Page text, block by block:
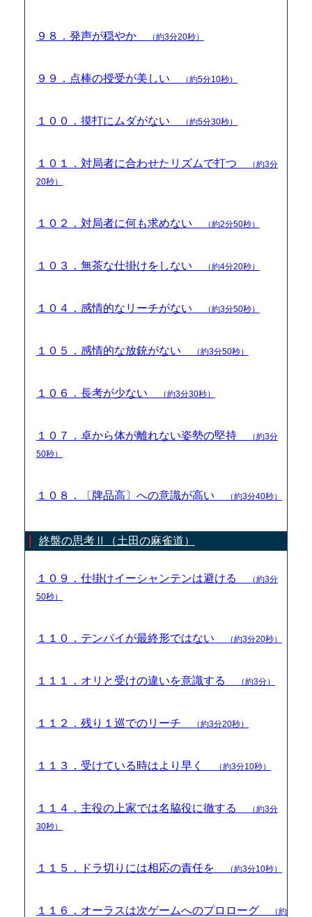
９８．発声が穏やか （約3分20秒）
９９．点棒の授受が美しい （約5分10秒）
１００．摸打にムダがない （約5分30秒）
１０１．対局者に合わせたリズムで打つ
（約3分
20秒）
１０２．対局者に何も求めない （約2分50秒）
１０３．無茶な仕掛けをしない （約4分20秒）
１０４．感情的なリーチがない （約3分50秒）
１０５．感情的な放銃がない （約3分50秒）
１０６．長考が少ない （約3分30秒）
１０７．卓から体が離れない姿勢の堅持
（約3分
50秒）
１０８．〔牌品高〕への意識が高い （約3分40秒）
終盤の思考Ⅱ（土田の麻雀道）
１０９．仕掛けイーシャンテンは避ける
（約3分
50秒）
１１０．テンパイが最終形ではない （約3分20秒）
１１１．オリと受けの違いを意識する （約3分）
１１２．残り１巡でのリーチ （約3分20秒）
１１３．受けている時はより早く （約3分10秒）
１１４．主役の上家では名脇役に徹する
（約3分
30秒）
１１５．ドラ切りには相応の責任を （約3分10秒）
１１６．オーラスは次ゲームへのプロローグ
（約